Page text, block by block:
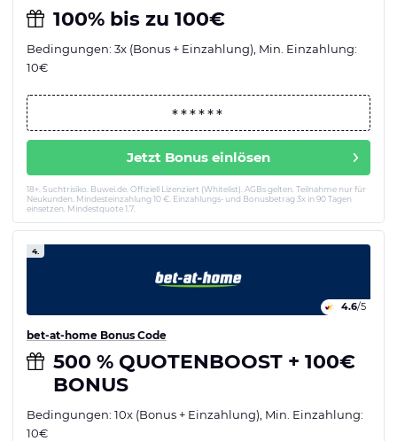
100% bis zu 100€
Bedingungen: 3x (Bonus + Einzahlung), Min. Einzahlung:
10€
Jetzt Bonus einlösen
18+. Suchtrisiko. Buwei.de. Offiziell Lizenziert (Whitelist). AGBs gelten. Teilnahme nur für
Neukunden. Mindesteinzahlung 10 €. Einzahlungs- und Bonusbetrag 3x in 90 Tagen
einsetzen. Mindestquote 1.7.
4.
4.6/5
bet-at-home Bonus Code
500 % QUOTENBOOST + 100€
BONUS
Bedingungen: 10x (Bonus + Einzahlung), Min. Einzahlung:
10€